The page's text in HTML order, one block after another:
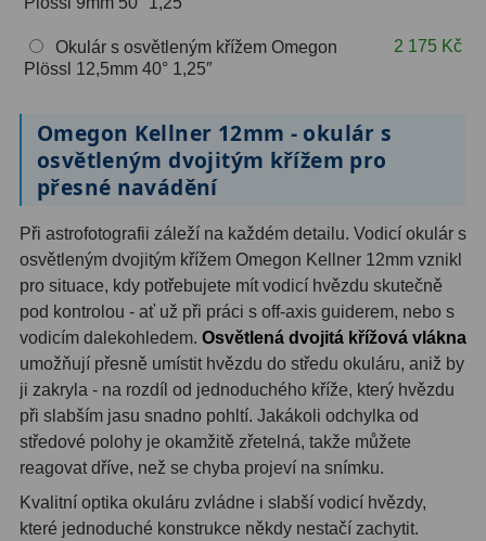
OIII9
SII2
Planetární2
Barlow čočky65
Barlow 2x38
Barlow 3x12
Barlow 4x 3
Barlow 5x8
Převracecí4
Okulár s osvětleným křížem Omegon
Plössl 12,5mm 40° 1,25″
2 175 Kč
Omegon Kellner 12mm - okulár s
osvětleným dvojitým křížem pro
přesné navádění
Při astrofotografii záleží na každém detailu. Vodicí okulár s
osvětleným dvojitým křížem Omegon Kellner 12mm vznikl
pro situace, kdy potřebujete mít vodicí hvězdu skutečně
pod kontrolou - ať už při práci s off-axis guiderem, nebo s
vodicím dalekohledem. Osvětlená dvojitá křížová vlákna
umožňují přesně umístit hvězdu do středu okuláru, aniž by
ji zakryla - na rozdíl od jednoduchého kříže, který hvězdu
při slabším jasu snadno pohltí. Jakákoli odchylka od
středové polohy je okamžitě zřetelná, takže můžete
reagovat dříve, než se chyba projeví na snímku.
Kvalitní optika okuláru zvládne i slabší vodicí hvězdy,
které jednoduché konstrukce někdy nestačí zachytit.